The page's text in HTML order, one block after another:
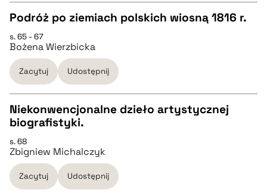
CZYSTY TEKST
pobierz cytat
BIBTEX
Podróż po ziemiach polskich wiosną 1816 r.
s. 65 - 67
Bożena Wierzbicka
Zacytuj Udostępnij
CZYSTY TEKST
pobierz cytat
Niekonwencjonalne dzieło artystycznej
biografistyki.
s. 68
Zbigniew Michalczyk
Zacytuj Udostępnij